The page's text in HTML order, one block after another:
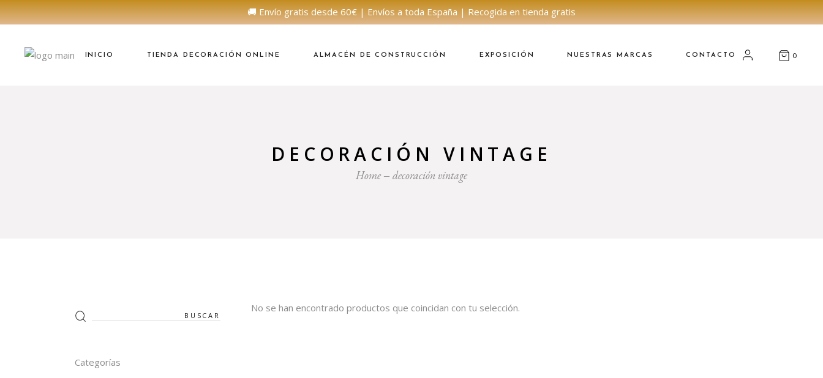
🚚 Envío gratis desde 60€ | Envíos a toda España | Recogida en tienda gratis
INICIO TIENDA DECORACIÓN ONLINE ALMACÉN DE CONSTRUCCIÓN EXPOSICIÓN NUESTRAS MARCAS CONTACTO 0
DECORACIÓN VINTAGE
Home decoración vintage
No se han encontrado productos que coincidan con tu selección.
Search
for:
Categorías